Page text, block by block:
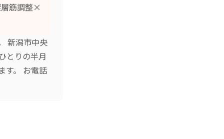
筋調整×
新潟市中央
とりの半月
す。 お電話